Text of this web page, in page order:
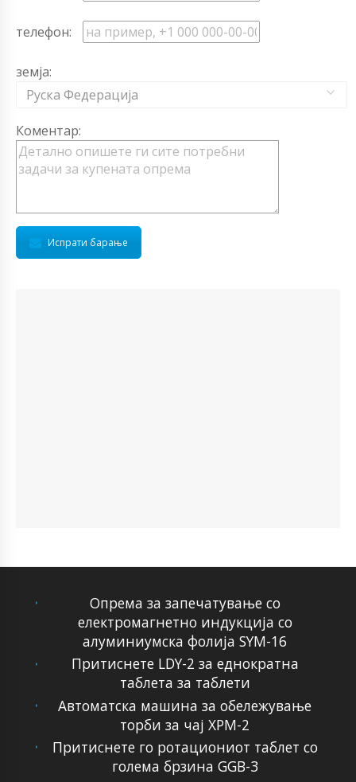
телефон:
земја:
Руска Федерација
Коментар:
Испрати барање
Опрема за запечатување со
електромагнетно индукција со
алуминиумска фолија SYM-16
Притиснете LDY-2 за еднократна
таблета за таблети
Автоматска машина за обележување
торби за чај XPM-2
Притиснете го ротациониот таблет со
голема брзина GGB-3